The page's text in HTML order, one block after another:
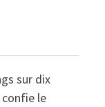
sur dix
confie le